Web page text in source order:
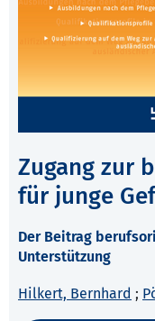
Zugang zur
für junge
Der Beitrag
Unterstützung
Hilkert, Bernhard ;